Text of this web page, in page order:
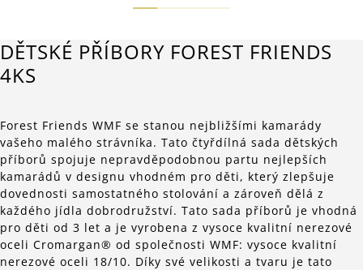
DĚTSKÉ PŘÍBORY FOREST FRIENDS
4KS
Forest Friends WMF se stanou nejbližšími kamarády
vašeho malého strávníka. Tato čtyřdílná sada dětských
příborů spojuje nepravděpodobnou partu nejlepších
kamarádů v designu vhodném pro děti, který zlepšuje
dovednosti samostatného stolování a zároveň dělá z
každého jídla dobrodružství. Tato sada příborů je vhodná
pro děti od 3 let a je vyrobena z vysoce kvalitní nerezové
oceli Cromargan® od společnosti WMF: vysoce kvalitní
nerezové oceli 18/10. Díky své velikosti a tvaru je tato